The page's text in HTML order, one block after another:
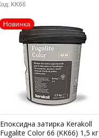
KK66
Новинка
Епоксидна затирка Kerakoll
Fugalite Color 66 (KK66) 1,5 кг